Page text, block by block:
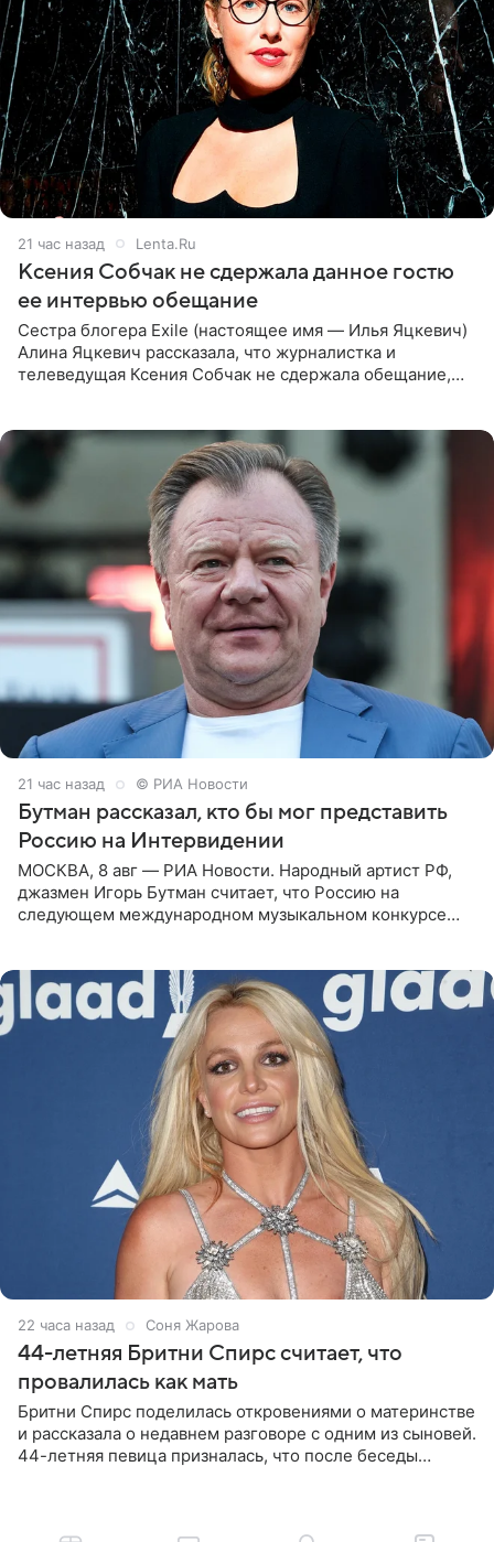
21 час назад Lenta.Ru
Ксения Собчак не сдержала данное гостю
ее интервью обещание
Сестра блогера Exile (настоящее имя — Илья Яцкевич)
Алина Яцкевич рассказала, что журналистка и
телеведущая Ксения Собчак не сдержала обещание,
21 час назад © РИА Новости
Бутман рассказал, кто бы мог представить
Россию на Интервидении
МОСКВА, 8 авг — РИА Новости. Народный артист РФ,
джазмен Игорь Бутман считает, что Россию на
следующем международном музыкальном конкурсе
22 часа назад Соня Жарова
44-летняя Бритни Спирс считает, что
провалилась как мать
Бритни Спирс поделилась откровениями о материнстве
и рассказала о недавнем разговоре с одним из сыновей.
44-летняя певица призналась, что после беседы